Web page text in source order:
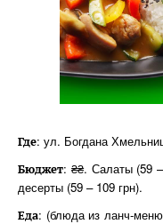
Где: ул. Богдана
Бюджет: ₴₴. Салаты (59
десерты (59 – 109 грн).
Еда: (блюда из ланч-